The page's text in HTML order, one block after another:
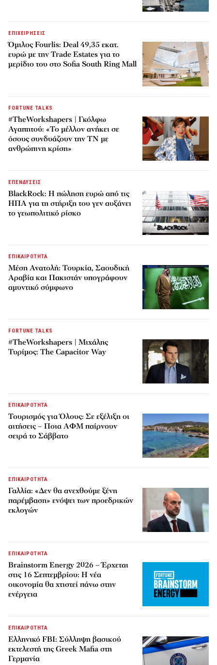
ΕΠΙΧΕΙΡΗΣΕΙΣ
Όμιλος Fourlis: Deal 49,35 εκατ.
ευρώ με την Trade Estates για το
μερίδιο του στο Sofia South Ring Mall
FORTUNE TALKS
#TheWorkshapers | Γκόλφω
Αγαπητού: «Το μέλλον ανήκει σε
όσους συνδυάζουν την ΤΝ με
ανθρώπινη κρίση»
ΕΠΕΝΔΥΣΕΙΣ
BlackRock: Η πώληση ευρώ από τις
ΗΠΑ για τη στήριξη του γεν αυξάνει
το γεωπολιτικό ρίσκο
ΕΠΙΚΑΙΡΟΤΗΤΑ
Μέση Ανατολή: Τουρκία, Σαουδική
Αραβία και Πακιστάν υπογράφουν
αμυντικό σύμφωνο
FORTUNE TALKS
#TheWorkshapers | Μιχάλης
Τυρίμος: The Capacitor Way
ΕΠΙΚΑΙΡΟΤΗΤΑ
Τουρισμός για Όλους: Σε εξέλιξη οι
αιτήσεις – Ποια ΑΦΜ παίρνουν
σειρά το Σάββατο
ΕΠΙΚΑΙΡΟΤΗΤΑ
Γαλλία: «Δεν θα ανεχθούμε ξένη
παρέμβαση» ενόψει των προεδρικών
εκλογών
ΕΠΙΚΑΙΡΟΤΗΤΑ
Brainstorm Energy 2026 – Έρχεται
στις 16 Σεπτεμβρίου: Η νέα
οικονομία θα χτιστεί πάνω στην
ενέργεια
ΕΠΙΚΑΙΡΟΤΗΤΑ
Ελληνικό FBI: Σύλληψη βασικού
εκτελεστή της Greek Mafia στη
Γερμανία